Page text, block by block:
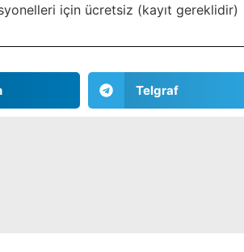
için ücretsiz (kayıt gereklidir)
Telgraf